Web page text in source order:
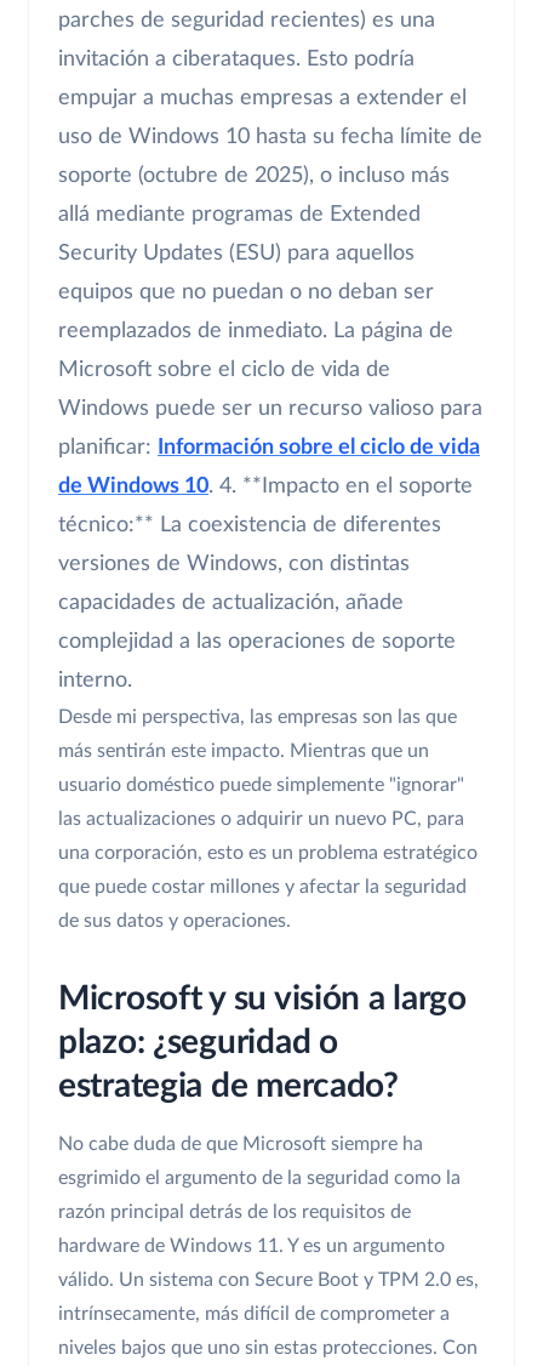
parches de seguridad recientes) es una
invitación a ciberataques. Esto podría
empujar a muchas empresas a extender el
uso de Windows 10 hasta su fecha límite de
soporte (octubre de 2025), o incluso más
allá mediante programas de Extended
Security Updates (ESU) para aquellos
equipos que no puedan o no deban ser
reemplazados de inmediato. La página de
Microsoft sobre el ciclo de vida de
Windows puede ser un recurso valioso para
planificar:
Información sobre el ciclo de vida
de Windows 10. 4. **Impacto en el soporte
técnico:** La coexistencia de diferentes
versiones de Windows, con distintas
capacidades de actualización, añade
complejidad a las operaciones de soporte
interno.
Desde mi perspectiva, las empresas son las que
más sentirán este impacto. Mientras que un
usuario doméstico puede simplemente "ignorar"
las actualizaciones o adquirir un nuevo PC, para
una corporación, esto es un problema estratégico
que puede costar millones y afectar la seguridad
de sus datos y operaciones.
Microsoft y su visión a largo
plazo: ¿seguridad o
estrategia de mercado?
No cabe duda de que Microsoft siempre ha
esgrimido el argumento de la seguridad como la
razón principal detrás de los requisitos de
hardware de Windows 11. Y es un argumento
válido. Un sistema con Secure Boot y TPM 2.0 es,
intrínsecamente, más difícil de comprometer a
niveles bajos que uno sin estas protecciones. Con